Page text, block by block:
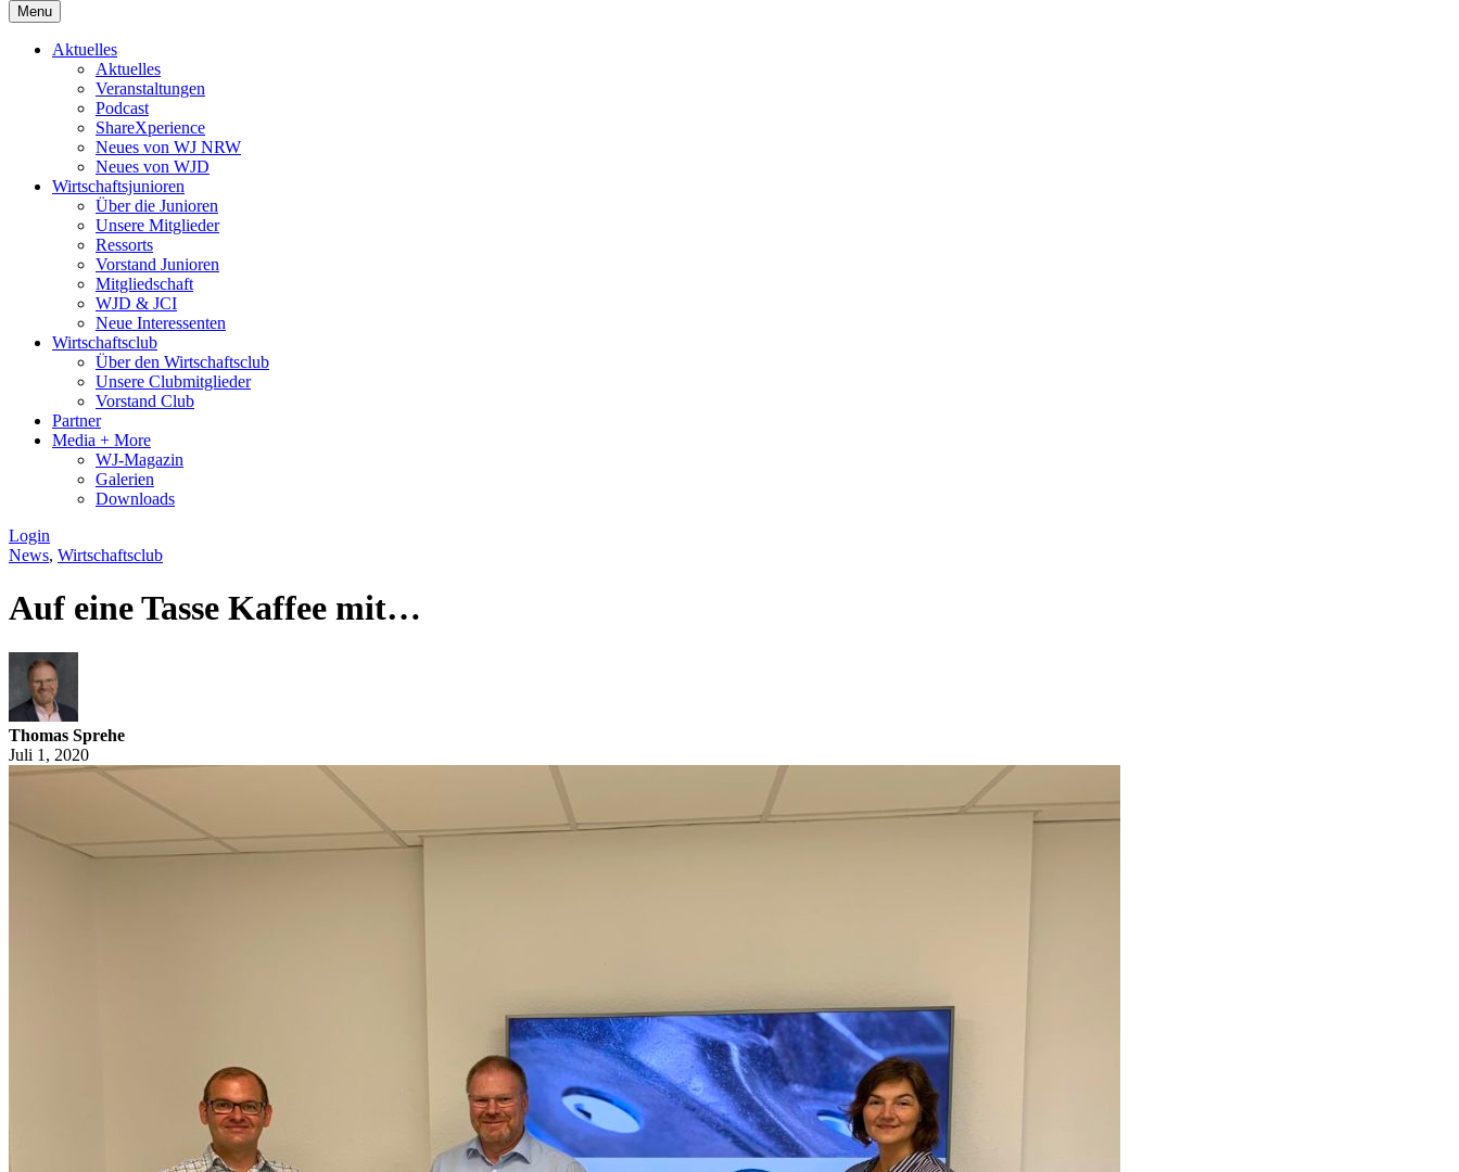
Menu
Aktuelles
Aktuelles
Veranstaltungen
Podcast
ShareXperience
Neues von WJ NRW
Neues von WJD
Wirtschaftsjunioren
Über die Junioren
Unsere Mitglieder
Ressorts
Vorstand Junioren
Mitgliedschaft
WJD & JCI
Neue Interessenten
Wirtschaftsclub
Über den Wirtschaftsclub
Unsere Clubmitglieder
Vorstand Club
Partner
Media + More
WJ-Magazin
Galerien
Downloads
Login
News, Wirtschaftsclub
Auf eine Tasse Kaffee mit…
Thomas Sprehe
Juli 1, 2020